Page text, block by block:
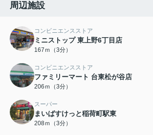
周辺施設
コンビニエンスストア
ミニストップ 東上野6丁目店
167ｍ（3分）
コンビニエンスストア
ファミリーマート 台東松が谷店
206ｍ（3分）
スーパー
まいばすけっと稲荷町駅東
208ｍ（3分）